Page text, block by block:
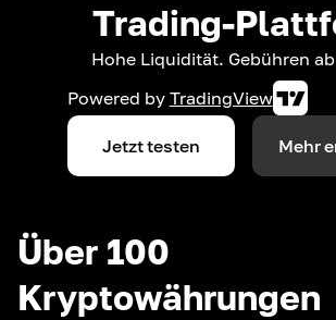
Trading-
Hohe Liquidität. Gebühren
Powered by TradingView
Jetzt testen Mehr
Über 100
Kryptowährungen